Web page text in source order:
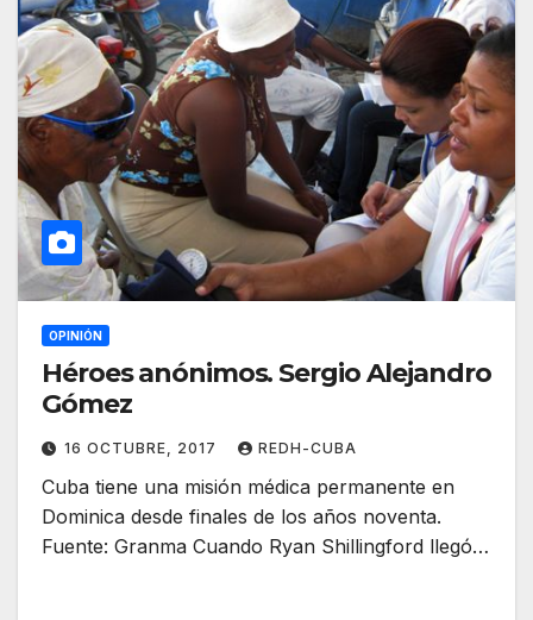
OPINIÓN
Héroes anónimos. Sergio Alejandro
Gómez
16 OCTUBRE, 2017 REDH-CUBA
Cuba tiene una misión médica permanente en
Dominica desde finales de los años noventa.
Fuente: Granma Cuando Ryan Shillingford llegó…